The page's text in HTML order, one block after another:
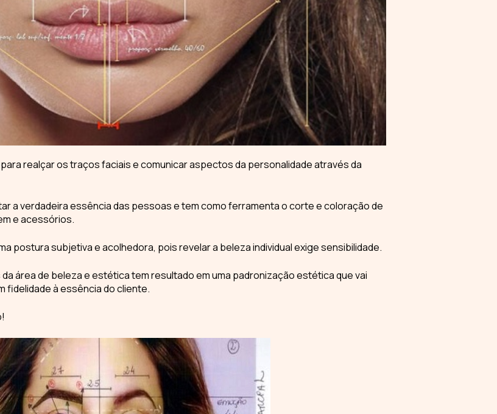
realçar os traços faciais e comunicar aspectos da personalidade através da
a verdadeira essência das pessoas e tem como ferramenta o corte e coloração de
e acessórios.
postura subjetiva e acolhedora, pois revelar a beleza individual exige sensibilidade.
área de beleza e estética tem resultado em uma padronização estética que vai
fidelidade à essência do cliente.